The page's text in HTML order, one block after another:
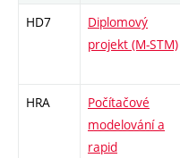
HD7
Diplomový
projekt (M-STM)
HRA
Počítačové
modelování a
rapid